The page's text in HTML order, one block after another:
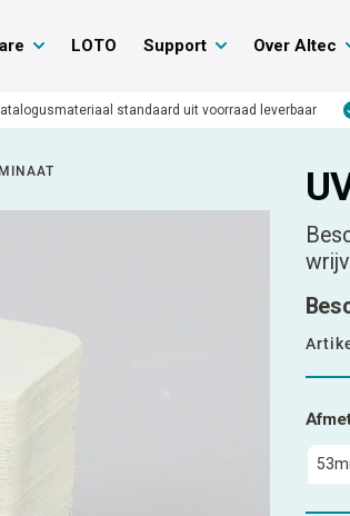
LOTO Support Over Altec
standaard uit voorraad leverbaar